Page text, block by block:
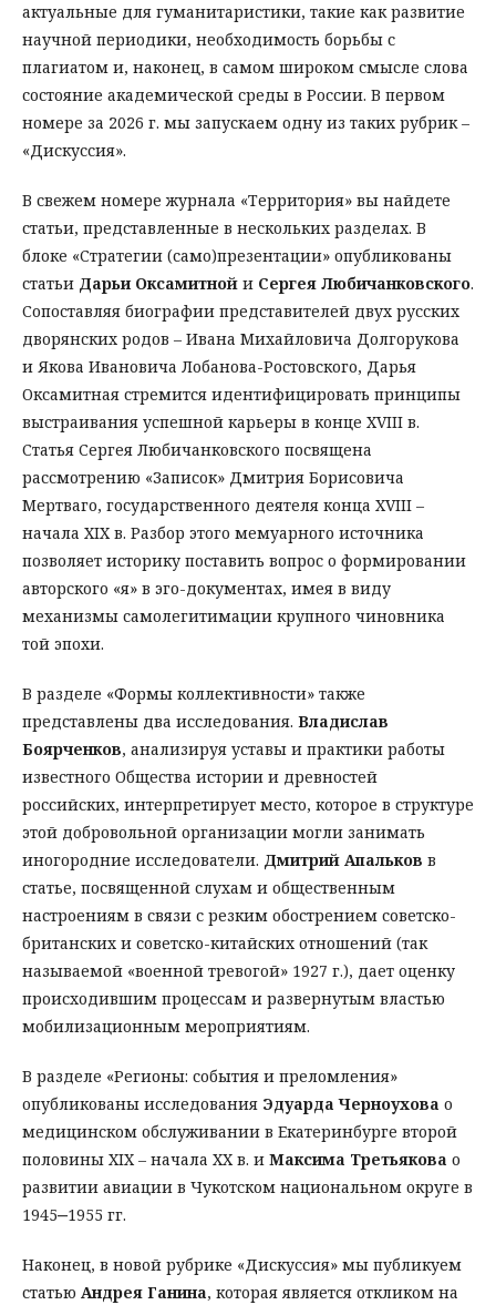
актуальные для гуманитаристики, такие как развитие
научной периодики, необходимость борьбы с
плагиатом и, наконец, в самом широком смысле слова
состояние академической среды в России. В первом
номере за 2026 г. мы запускаем одну из таких рубрик –
«Дискуссия».
В свежем номере журнала «Территория» вы найдете
статьи, представленные в нескольких разделах. В
блоке «Стратегии (само)презентации» опубликованы
статьи Дарьи Оксамитной и Сергея Любичанковского.
Сопоставляя биографии представителей двух русских
дворянских родов – Ивана Михайловича Долгорукова
и Якова Ивановича Лобанова-Ростовского, Дарья
Оксамитная стремится идентифицировать принципы
выстраивания успешной карьеры в конце XVIII в.
Статья Сергея Любичанковского посвящена
рассмотрению «Записок» Дмитрия Борисовича
Мертваго, государственного деятеля конца XVIII –
начала XIX в. Разбор этого мемуарного источника
позволяет историку поставить вопрос о формировании
авторского «я» в эго-документах, имея в виду
механизмы самолегитимации крупного чиновника
той эпохи.
В разделе «Формы коллективности» также
представлены два исследования. Владислав
Боярченков, анализируя уставы и практики работы
известного Общества истории и древностей
российских, интерпретирует место, которое в структуре
этой добровольной организации могли занимать
иногородние исследователи. Дмитрий Апальков в
статье, посвященной слухам и общественным
настроениям в связи с резким обострением советско-
британских и советско-китайских отношений (так
называемой «военной тревогой» 1927 г.), дает оценку
происходившим процессам и развернутым властью
мобилизационным мероприятиям.
В разделе «Регионы: события и преломления»
опубликованы исследования Эдуарда Черноухова о
медицинском обслуживании в Екатеринбурге второй
половины XIX – начала ХХ в. и Максима Третьякова о
развитии авиации в Чукотском национальном округе в
1945‒1955 гг.
Наконец, в новой рубрике «Дискуссия» мы публикуем
статью Андрея Ганина, которая является откликом на